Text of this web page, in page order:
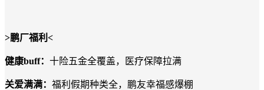
>鹏厂福利 <
健康buff： 十险五金全覆盖，医疗保障拉满
关爱满满： 福利假期种类全，鹏友幸福感爆棚